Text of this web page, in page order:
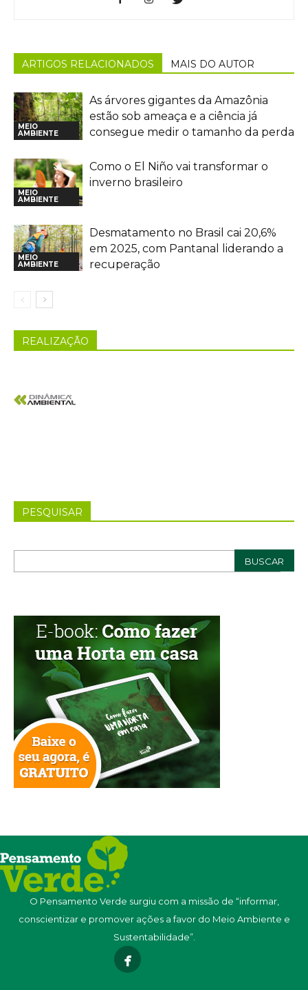
ARTIGOS RELACIONADOS MAIS DO AUTOR
MEIO
AMBIENTE
As árvores gigantes da Amazônia
estão sob ameaça e a ciência já
consegue medir o tamanho da perda
MEIO
AMBIENTE
Como o El Niño vai transformar o
inverno brasileiro
MEIO
AMBIENTE
Desmatamento no Brasil cai 20,6%
em 2025, com Pantanal liderando a
recuperação
REALIZAÇÃO
PESQUISAR
O Pensamento Verde surgiu com a missão de “informar,
conscientizar e promover ações a favor do Meio Ambiente e
Sustentabilidade”.